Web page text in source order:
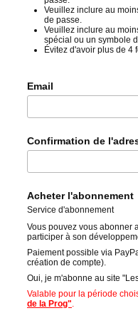
Veuillez inclure au
de passe.
Veuillez inclure au
spécial ou un symbole
Évitez d'avoir plus de 4
Email
Confirmation de
Acheter l'abonnement
Service d'abonnement
Vous pouvez vous abonner
participer à son
Paiement possible via
création de compte).
Oui, je m'abonne au site
Valable pour la période
de la Prog".